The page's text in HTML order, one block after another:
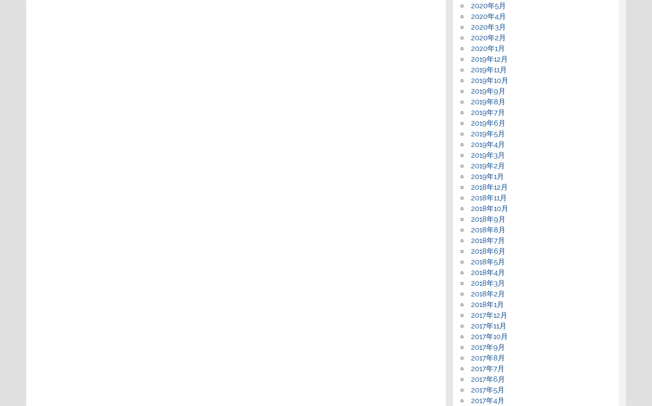
2020年5月
2020年4月
2020年3月
2020年2月
2020年1月
2019年12月
2019年11月
2019年10月
2019年9月
2019年8月
2019年7月
2019年6月
2019年5月
2019年4月
2019年3月
2019年2月
2019年1月
2018年12月
2018年11月
2018年10月
2018年9月
2018年8月
2018年7月
2018年6月
2018年5月
2018年4月
2018年3月
2018年2月
2018年1月
2017年12月
2017年11月
2017年10月
2017年9月
2017年8月
2017年7月
2017年6月
2017年5月
2017年4月